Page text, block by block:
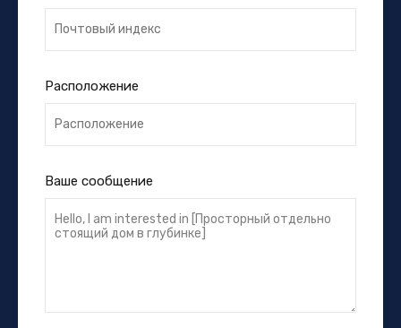
Расположение
Ваше сообщение